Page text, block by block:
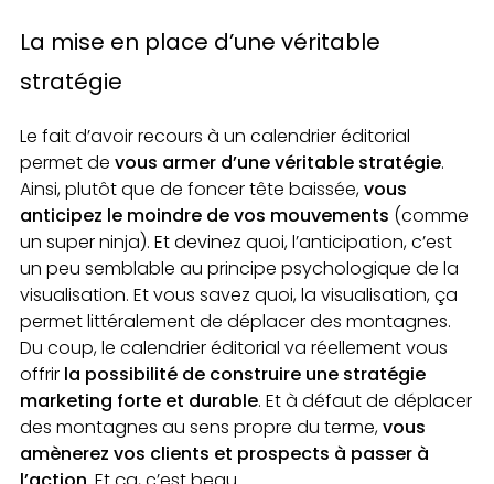
La mise en place d’une véritable
stratégie
Le fait d’avoir recours à un calendrier éditorial
permet de vous armer d’une véritable stratégie.
Ainsi, plutôt que de foncer tête baissée,vous
anticipez le moindre de vos mouvements (comme
un super ninja). Et devinez quoi, l’anticipation, c’est
un peu semblable au principe psychologique de la
visualisation. Et vous savez quoi, la visualisation, ça
permet littéralement de déplacer des montagnes.
Du coup, le calendrier éditorial va réellement vous
offrir la possibilité de construire une stratégie
marketing forte et durable. Et à défaut de déplacer
des montagnes au sens propre du terme,vous
amènerez vos clients et prospects à passer à